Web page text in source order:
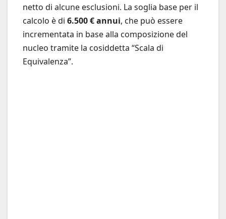
netto di alcune esclusioni. La soglia base per il
calcolo è di 6.500 € annui, che può essere
incrementata in base alla composizione del
nucleo tramite la cosiddetta “Scala di
Equivalenza”.